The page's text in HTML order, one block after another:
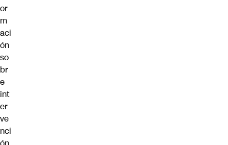
or
m
aci
ón
so
br
e
int
er
ve
nci